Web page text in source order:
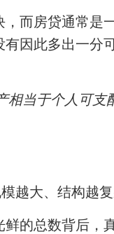
而房贷通常
因此多出一分
相当于个人可
大、结构越
的总数背后，